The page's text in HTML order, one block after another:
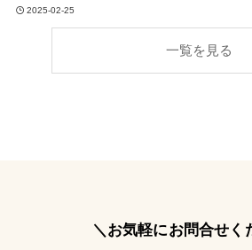
2025-02-25
一覧を見る
＼ お気軽にお問合せく